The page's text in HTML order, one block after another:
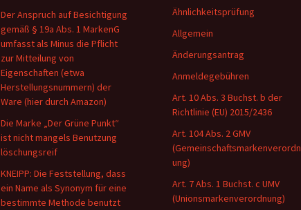
Der Anspruch auf Besichtigung
gemäß § 19a Abs. 1 MarkenG
umfasst als Minus die Pflicht
zur Mitteilung von
Eigenschaften (etwa
Herstellungsnummern) der
Ware (hier durch Amazon)
Die Marke „Der Grüne Punkt“
ist nicht mangels Benutzung
löschungsreif
KNEIPP: Die Feststellung, dass
ein Name als Synonym für eine
bestimmte Methode benutzt
Ähnlichkeitsprüfung
Allgemein
Änderungsantrag
Anmeldegebühren
Art. 10 Abs. 3 Buchst. b der
Richtlinie (EU) 2015/2436
Art. 104 Abs. 2 GMV
(Gemeinschaftsmarkenverordn
ung)
Art. 7 Abs. 1 Buchst. c UMV
(Unionsmarkenverordnung)